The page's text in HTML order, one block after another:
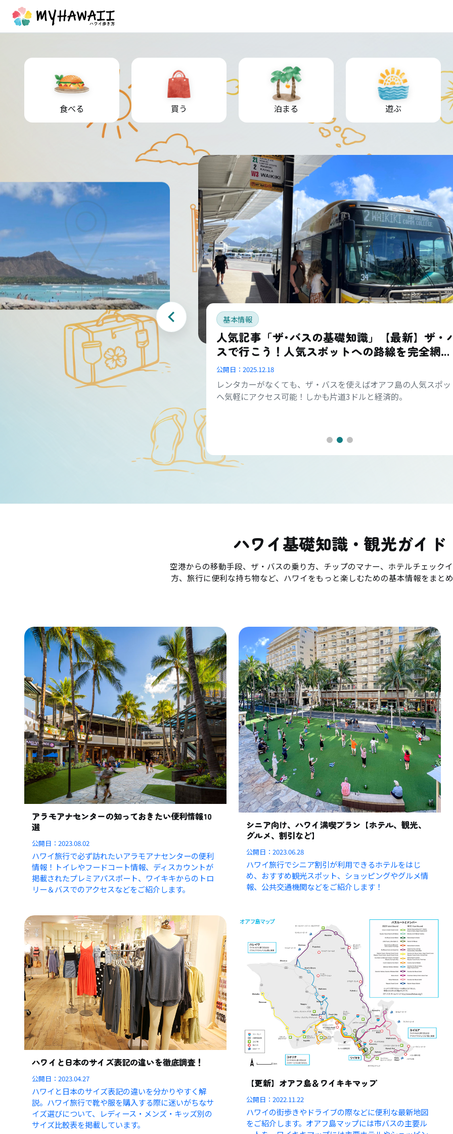
食べる 買う 泊まる 遊ぶ
基本情報
人気記事「ザ･バスの基礎知識」【最新】ザ・
スで行こう！人気スポットへの路線を完全網
羅！
公開日： 2025.12.18
レンタカーがなくても、ザ・バスを使えばオアフ島の人気スポ
へ気軽にアクセス可能！しかも片道3ドルと経済的。
ハワイ基礎知識・観光ガイド
空港からの移動手段、ザ・バスの乗り方、チップのマナー、ホテルチェック
方、旅行に便利な持ち物など、ハワイをもっと楽しむための基本情報をまと
アラモアナセンターの知っておきたい便利情報10
選
公開日：2023.08.02
ハワイ旅行で必ず訪れたいアラモアナセンターの便利
情報！トイレやフードコート情報、ディスカウントが
掲載されたプレミアパスポート、ワイキキからのトロ
リー＆バスでのアクセスなどをご紹介します。
シニア向け、ハワイ満喫プラン【ホテル、観光、
グルメ、割引など】
公開日：2023.06.28
ハワイ旅行でシニア割引が利用できるホテルをはじ
め、おすすめ観光スポット、ショッピングやグルメ情
報、公共交通機関などをご紹介します！
ハワイと日本のサイズ表記の違いを徹底調査！
公開日：2023.04.27
ハワイと日本のサイズ表記の違いを分かりやすく解
説。ハワイ旅行で靴や服を購入する際に迷いがちなサ
イズ選びについて、レディース・メンズ・キッズ別の
サイズ比較表を掲載しています。
【更新】オアフ島＆ワイキキマップ
公開日：2022.11.22
ハワイの街歩きやドライブの際などに便利な最新地図
をご紹介します。オアフ島マップには市バスの主要ル